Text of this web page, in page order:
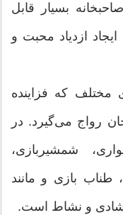
بسیار قابل
ازدیاد محبت و
مختلف که فزاینده
رواج می‌گیرد. در
شمشیربازی،
طناب‌ بازی و مانند
شادی و نشاط است.